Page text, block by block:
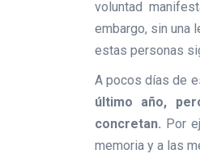
voluntad
embargo, sin una
estas personas
A pocos días de
último año,
concretan. Por
memoria y a las